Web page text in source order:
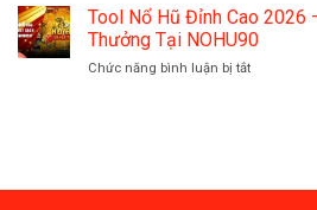
Phút
Cá
Cược
Lợi
Mãi
Nohu90
–
Nâng
Newbie
Tool Nổ Hũ Đỉnh Cao 2026
Thưởng Tại NOHU90
Chức năng bình luận bị tắtở
2026